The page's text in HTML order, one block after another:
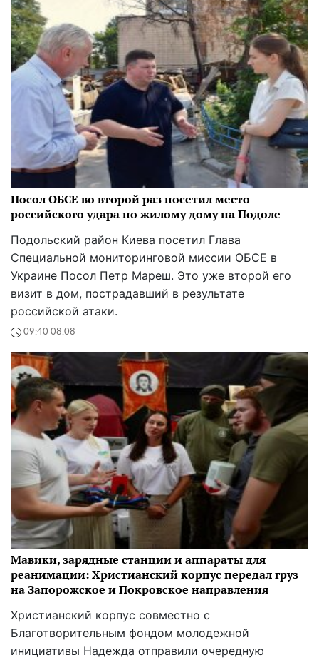
Посол ОБСЕ во второй раз посетил место
российского удара по жилому дому на Подоле
Подольский район Киева посетил Глава
Специальной мониторинговой миссии ОБСЕ в
Украине Посол Петр Мареш. Это уже второй его
визит в дом, пострадавший в результате
российской атаки.
09:40 08.08
Мавики, зарядные станции и аппараты для
реанимации: Христианский корпус передал груз
на Запорожское и Покровское направления
Христианский корпус совместно с
Благотворительным фондом молодежной
инициативы Надежда отправили очередную